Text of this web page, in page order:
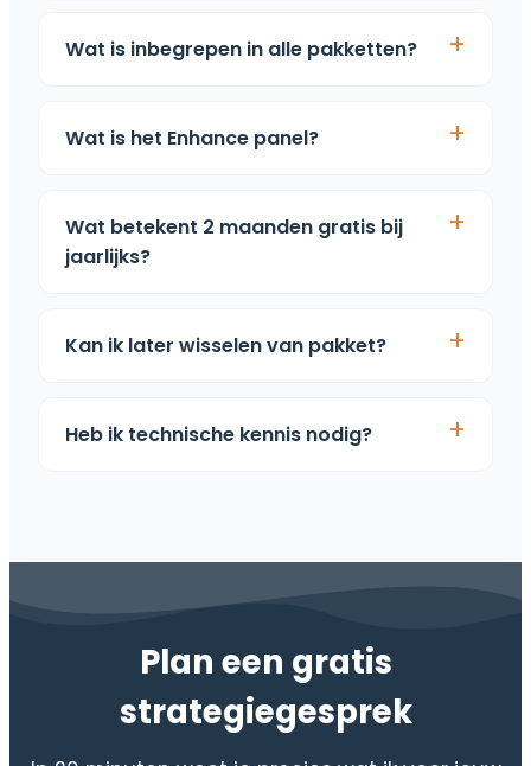
Wat is inbegrepen in alle pakketten?
Wat is het Enhance panel?
Wat betekent 2 maanden gratis bij
jaarlijks?
Kan ik later wisselen van pakket?
Heb ik technische kennis nodig?
Plan een gratis
strategiegesprek